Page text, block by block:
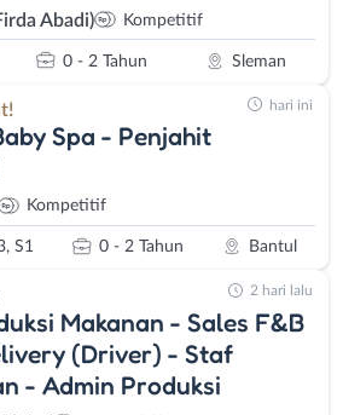
Abadi) Kompetitif
0 - 2 Tahun Sleman
Spa - Penjahit
Kompetitif
S1 0 - 2 Tahun Bantul
hari ini
Makanan - Sales F&B
(Driver) - Staf
- Admin Produksi
2 hari lalu